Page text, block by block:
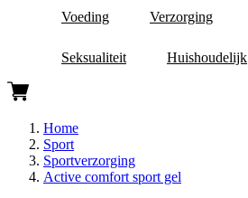
Voeding Verzorging
Seksualiteit Huishoudelijk
Home
Sport
Sportverzorging
Active comfort sport gel